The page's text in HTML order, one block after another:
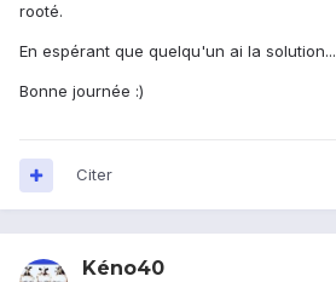
rooté.
En espérant que quelqu'un ai la solution...
Bonne journée :)
Citer
Kéno40